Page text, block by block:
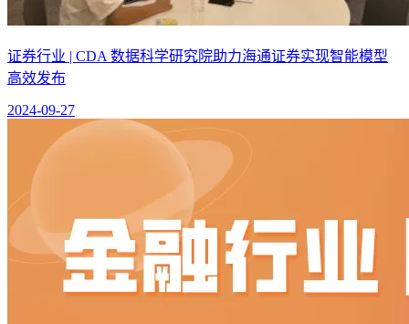
证券行业 | CDA 数据科学研究院助力海通证券实现智能模型
高效发布
2024-09-27